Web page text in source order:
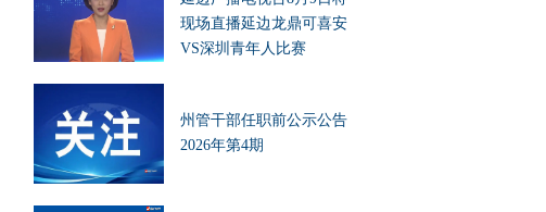
现场直播延边龙鼎可喜安
VS深圳青年人比赛
州管干部任职前公示公告
2026年第4期